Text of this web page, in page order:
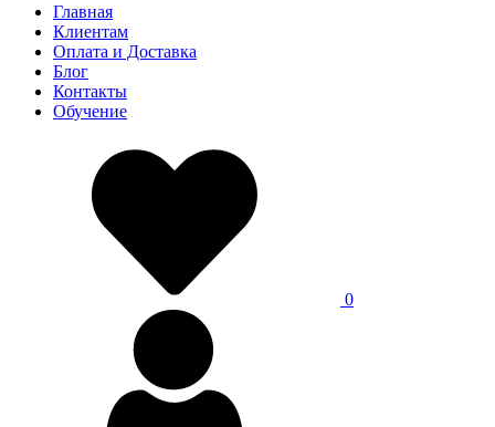
Главная
Клиентам
Оплата и Доставка
Блог
Контакты
Обучение
0